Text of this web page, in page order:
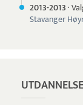
2013-2013·
Stavanger
UTDANNELSE